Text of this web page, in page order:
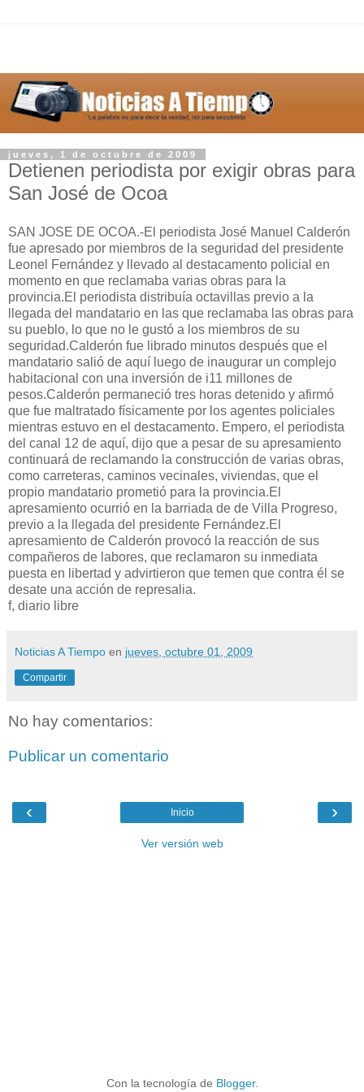
jueves, 1 de octubre de 2009
Detienen periodista por exigir obras para
San José de Ocoa
SAN JOSE DE OCOA.-El periodista José Manuel Calderón
fue apresado por miembros de la seguridad del presidente
Leonel Fernández y llevado al destacamento policial en
momento en que reclamaba varias obras para la
provincia.El periodista distribuía octavillas previo a la
llegada del mandatario en las que reclamaba las obras para
su pueblo, lo que no le gustó a los miembros de su
seguridad.Calderón fue librado minutos después que el
mandatario salió de aquí luego de inaugurar un complejo
habitacional con una inversión de i11 millones de
pesos.Calderón permaneció tres horas detenido y afirmó
que fue maltratado físicamente por los agentes policiales
mientras estuvo en el destacamento. Empero, el periodista
del canal 12 de aquí, dijo que a pesar de su apresamiento
continuará de reclamando la construcción de varias obras,
como carreteras, caminos vecinales, viviendas, que el
propio mandatario prometió para la provincia.El
apresamiento ocurrió en la barriada de de Villa Progreso,
previo a la llegada del presidente Fernández.El
apresamiento de Calderón provocó la reacción de sus
compañeros de labores, que reclamaron su inmediata
puesta en libertad y advirtieron que temen que contra él se
desate una acción de represalia.
f, diario libre
Noticias A Tiempo en jueves, octubre 01, 2009
Compartir
No hay comentarios:
Publicar un comentario
‹ ›
Inicio
Ver versión web
Con la tecnología de Blogger.